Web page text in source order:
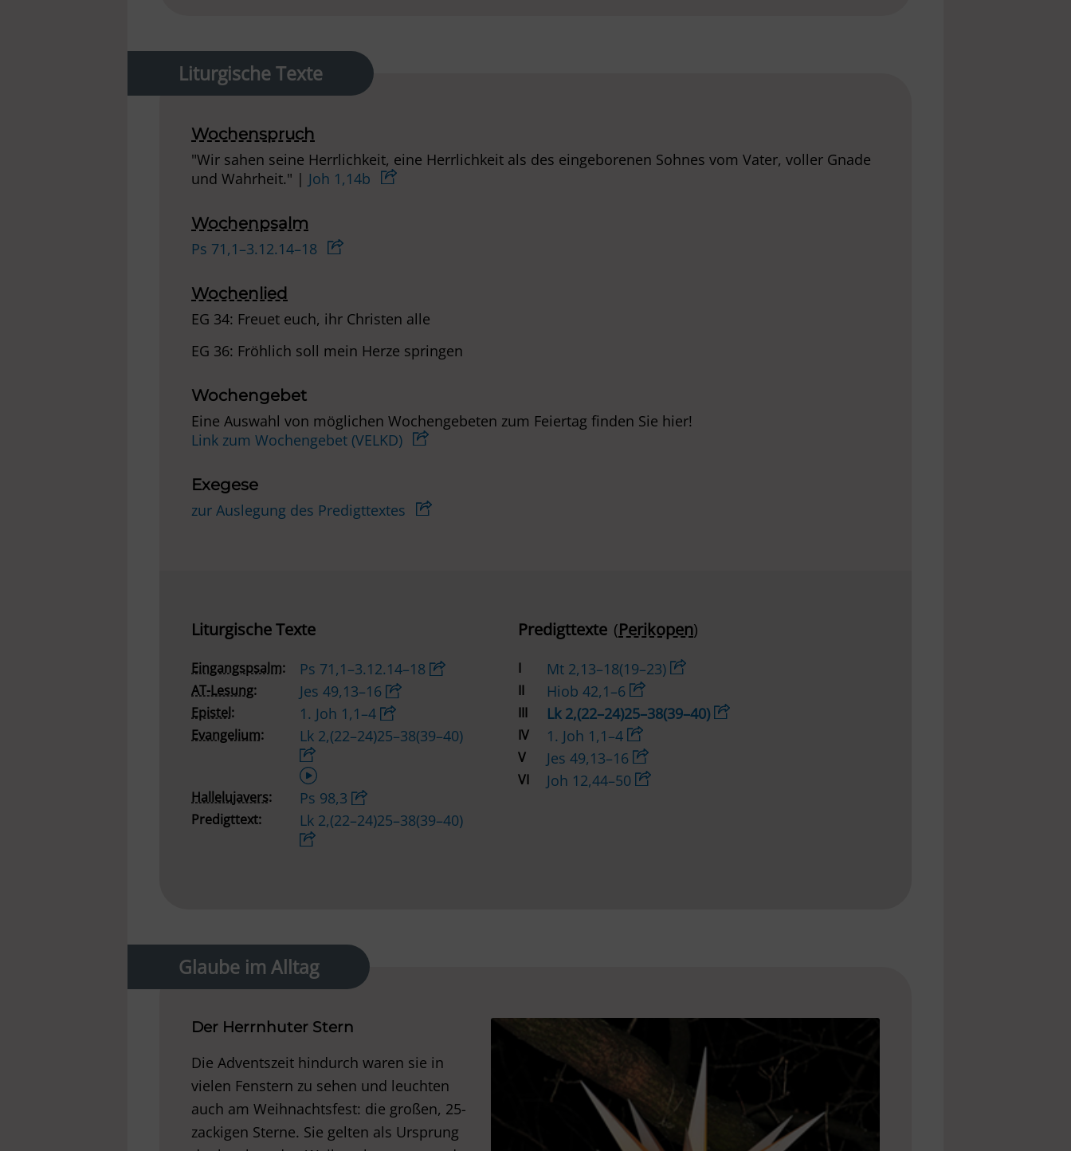
Liturgische Texte
Wochenspruch
"Wir sahen seine Herrlichkeit, eine Herrlichkeit als des eingeborenen Sohnes vom Vater, voller Gnade
und Wahrheit." | Joh 1,14b
Wochenpsalm
Ps 71,1–3.12.14–18
Wochenlied
EG 34: Freuet euch, ihr Christen alle
EG 36: Fröhlich soll mein Herze springen
Wochengebet
Eine Auswahl von möglichen Wochengebeten zum Feiertag finden Sie hier!
Link zum Wochengebet (VELKD)
Exegese
zur Auslegung des Predigttextes
Liturgische Texte
Eingangspsalm: Ps 71,1–3.12.14–18
AT-Lesung: Jes 49,13–16
Epistel: 1. Joh 1,1–4
Evangelium: Lk 2,(22–24)25–38(39–40)
Audio-
Player
Hallelujavers: Ps 98,3
Predigttext: Lk 2,(22–24)25–38(39–40)
Predigttexte (Perikopen)
I Mt 2,13–18(19–23)
II Hiob 42,1–6
III Lk 2,(22–24)25–38(39–40)
IV 1. Joh 1,1–4
V Jes 49,13–16
VI Joh 12,44–50
Glaube im Alltag
Der Herrnhuter Stern
Die Adventszeit hindurch waren sie in
vielen Fenstern zu sehen und leuchten
auch am Weihnachtsfest: die großen, 25-
zackigen Sterne. Sie gelten als Ursprung